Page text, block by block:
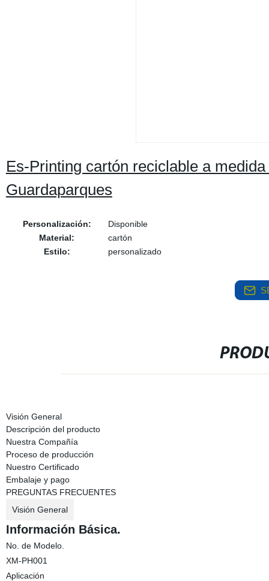
Es-Printing cartón reciclable a
Guardaparques
Personalización:
Disponible
Material:
cartón
Estilo:
personalizado
Visión General
Descripción del producto
Nuestra Compañía
Proceso de producción
Nuestro Certificado
Embalaje y pago
PREGUNTAS FRECUENTES
Visión General
Información Básica.
No. de Modelo.
XM-PH001
Aplicación